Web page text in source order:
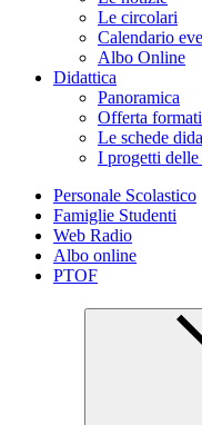
Le circolari
Calendario
Albo Online
Didattica
Panoramica
Offerta
Le schede
I progetti delle
Personale Scolastico
Famiglie Studenti
Web Radio
Albo online
PTOF